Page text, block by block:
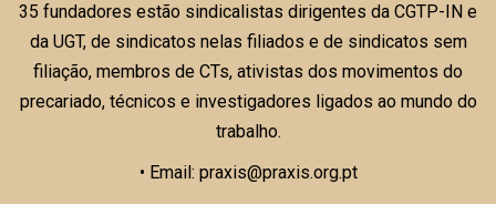
35 fundadores estão sindicalistas dirigentes da CGTP-IN e
da UGT, de sindicatos nelas filiados e de sindicatos sem
filiação, membros de CTs, ativistas dos movimentos do
precariado, técnicos e investigadores ligados ao mundo do
trabalho.
• Email: praxis@praxis.org.pt